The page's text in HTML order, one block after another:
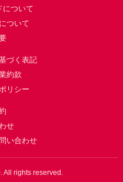
について
ついて
づく表記
約款
リシー
せ
い合わせ
All rights reserved.